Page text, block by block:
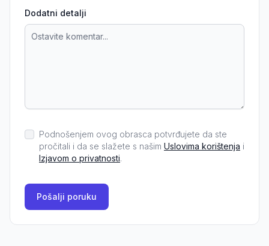
Dodatni detalji
Podnošenjem ovog obrasca potvrđujete da ste
pročitali i da se slažete s našim Uslovima korištenja i
Izjavom o privatnosti.
Pošalji poruku